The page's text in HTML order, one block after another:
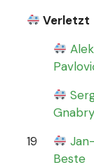
Verletzt
Gnabry
19
Beste